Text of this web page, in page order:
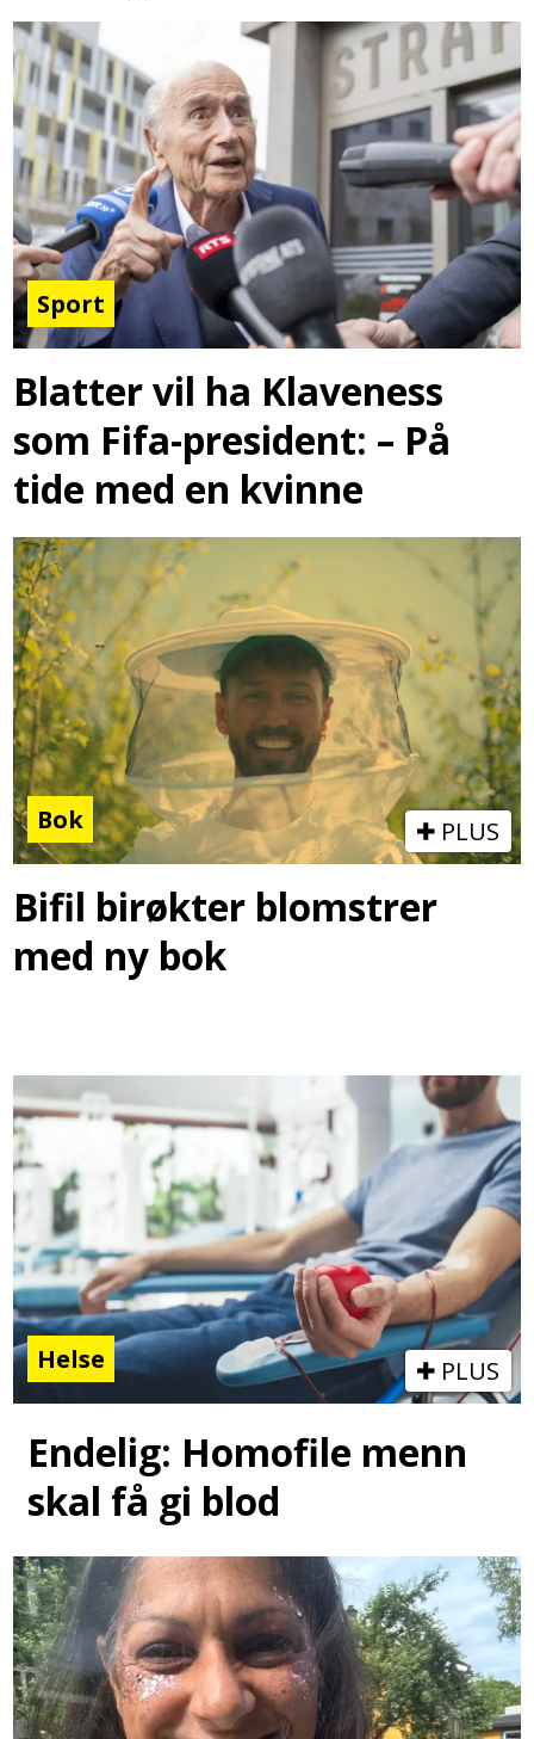
Sport
Blatter vil ha Klaveness
som Fifa-president: – På
tide med en kvinne
Bok PLUS
Bifil birøkter blomstrer
med ny bok
Helse PLUS
Endelig: Homofile menn
skal få gi blod